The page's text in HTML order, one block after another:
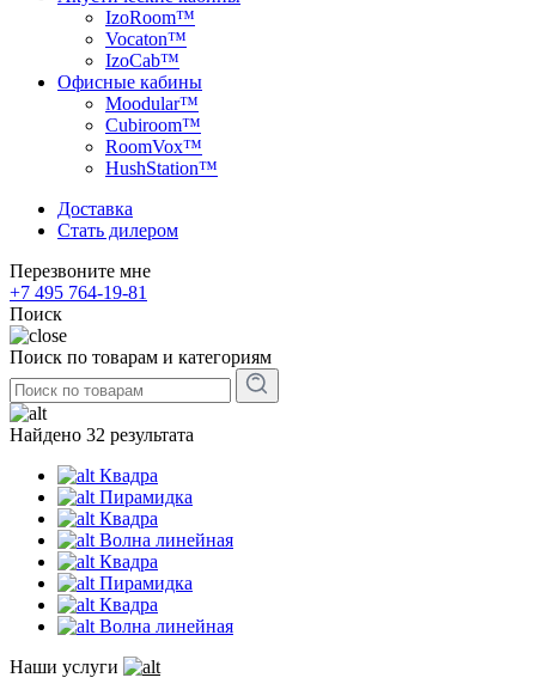
IzoRoom™
Vocaton™
IzoCab™
Офисные кабины
Moodular™
Cubiroom™
RoomVox™
HushStation™
Доставка
Стать дилером
Перезвоните мне
+7 495 764-19-81
Поиск
Поиск по товарам и категориям
Найдено 32 результата
Квадра
Пирамидка
Квадра
Волна линейная
Квадра
Пирамидка
Квадра
Волна линейная
Наши услуги